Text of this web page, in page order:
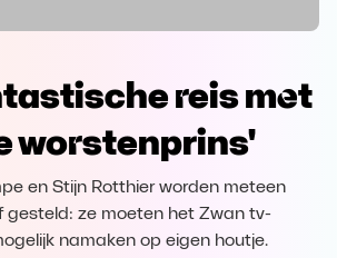
Edge Download
Download
reis met
worstenprins'
en Stijn Rotthier worden meteen
gesteld: ze moeten het Zwan tv-
namaken op eigen houtje.